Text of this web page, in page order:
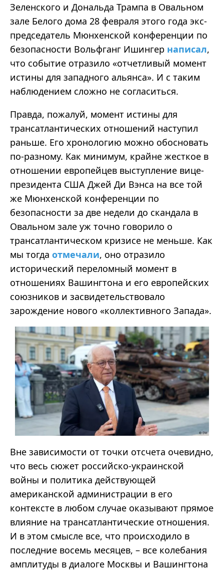
Зеленского и Дональда Трампа в Овальном
зале Белого дома 28 февраля этого года экс-
председатель Мюнхенской конференции по
безопасности Вольфганг Ишингер написал,
что событие отразило «отчетливый момент
истины для западного альянса». И с таким
наблюдением сложно не согласиться.
Правда, пожалуй, момент истины для
трансатлантических отношений наступил
раньше. Его хронологию можно обосновать
по-разному. Как минимум, крайне жесткое в
отношении европейцев выступление вице-
президента США Джей Ди Вэнса на все той
же Мюнхенской конференции по
безопасности за две недели до скандала в
Овальном зале уж точно говорило о
трансатлантическом кризисе не меньше. Как
мы тогда отмечали, оно отразило
исторический переломный момент в
отношениях Вашингтона и его европейских
союзников и засвидетельствовало
зарождение нового «коллективного Запада».
Вне зависимости от точки отсчета очевидно,
что весь сюжет российско-украинской
войны и политика действующей
американской администрации в его
контексте в любом случае оказывают прямое
влияние на трансатлантические отношения.
И в этом смысле все, что происходило в
последние восемь месяцев, – все колебания
амплитуды в диалоге Москвы и Вашингтона